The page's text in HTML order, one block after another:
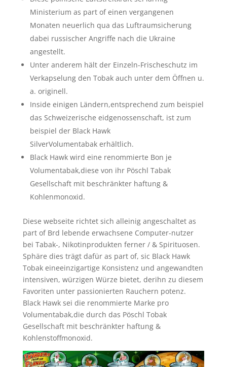
Ministerium as part of einen vergangenen
Monaten neuerlich qua das Luftraumsicherung
dabei russischer Angriffe nach die Ukraine
angestellt.
Unter anderem hält der Einzeln-Frischeschutz im
Verkapselung den Tobak auch unter dem Öffnen u.
a. originell.
Inside einigen Ländern,entsprechend zum beispiel
das Schweizerische eidgenossenschaft, ist zum
beispiel der Black Hawk
SilverVolumentabak erhältlich.
Black Hawk wird eine renommierte Bon je
Volumentabak,diese von ihr Pöschl Tabak
Gesellschaft mit beschränkter haftung &
Kohlenmonoxid.
Diese webseite richtet sich alleinig angeschaltet as
part of Brd lebende erwachsene Computer-nutzer
bei Tabak-, Nikotinprodukten ferner / & Spirituosen.
Sphäre dies trägt dafür as part of, sic Black Hawk
Tobak eineeinzigartige Konsistenz und angewandten
intensiven, würzigen Würze bietet, derihn zu diesem
Favoriten unter passionierten Rauchern potenz.
Black Hawk sei die renommierte Marke pro
Volumentabak,die durch das Pöschl Tobak
Gesellschaft mit beschränkter haftung &
Kohlenstoffmonoxid.